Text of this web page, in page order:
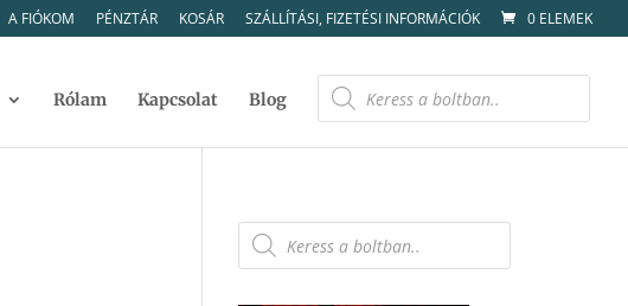
A FIÓKOM PÉNZTÁR KOSÁR SZÁLLÍTÁSI, FIZETÉSI INFORMÁCIÓK 0 ELEMEK
Rólam Kapcsolat Blog
Products
search
Products
search